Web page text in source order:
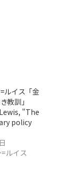
ルイス「金
教訓」
"The
policy
ルイス